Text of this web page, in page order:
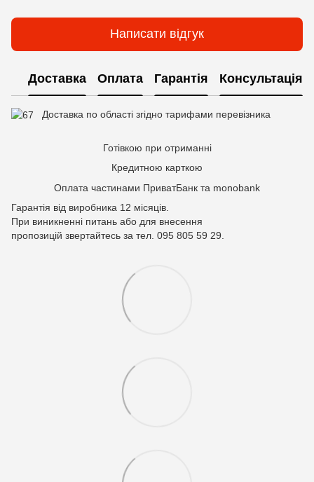
Написати відгук
Доставка Оплата Гарантія Консультація
Доставка по області згідно тарифами перевізника
Готівкою при отриманні
Кредитною карткою
Оплата частинами ПриватБанк та monobank
Гарантія від виробника 12 місяців.
При виникненні питань або для внесення
пропозицій звертайтесь за тел. 095 805 59 29.